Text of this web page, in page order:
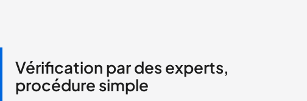
Vérification par des experts,
procédure simple